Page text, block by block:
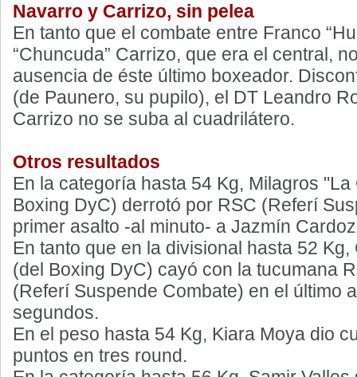
Navarro y Carrizo, sin pelea
En tanto que el combate entre Franco
“Chuncuda” Carrizo, que era el central,
ausencia de éste último boxeador.
(de Paunero, su pupilo), el DT Leandro
Carrizo no se suba al cuadrilátero.
Otros resultados
En la categoría hasta 54 Kg, Milagros
Boxing DyC) derrotó por RSC (Referí
primer asalto -al minuto- a Jazmín
En tanto que en la divisional hasta 52
(del Boxing DyC) cayó con la tucumana
(Referí Suspende Combate) en el último
segundos.
En el peso hasta 54 Kg, Kiara Moya dio
puntos en tres round.